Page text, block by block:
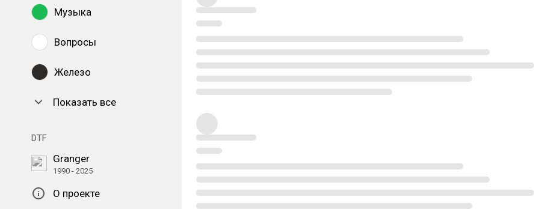
Музыка
Вопросы
Железо
Показать все
DTF
Granger
1990 - 2025
О проекте